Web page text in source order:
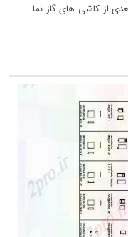
از کاشی های گاز نما